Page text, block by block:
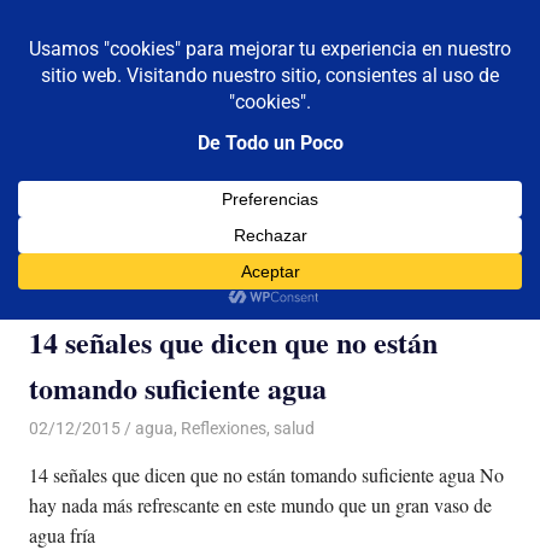
contenido
De todo un poco
Reflexiones,
Viajes
MENÚ
Categoría:agua
14 señales que dicen que no están
tomando suficiente agua
02/12/2015 Luis Castellanos
agua, Reflexiones, salud
14 señales que dicen que no están tomando suficiente agua No
hay nada más refrescante en este mundo que un gran vaso de
agua fría